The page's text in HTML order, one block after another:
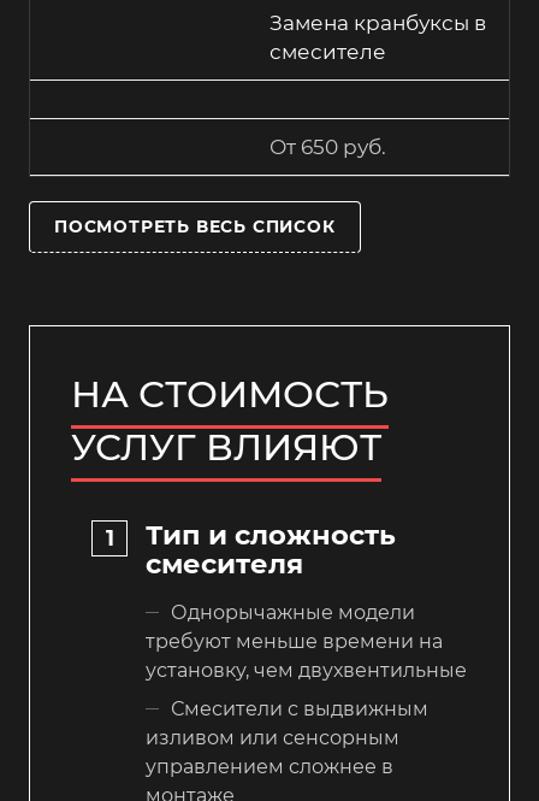
Замена кранбуксы в
смесителе
От 650 руб.
ПОСМОТРЕТЬ ВЕСЬ СПИСОК
НА СТОИМОСТЬ
УСЛУГ ВЛИЯЮТ
Тип и сложность
смесителя
Однорычажные модели
требуют меньше времени на
установку, чем двухвентильные
Смесители с выдвижным
изливом или сенсорным
управлением сложнее в
монтаже